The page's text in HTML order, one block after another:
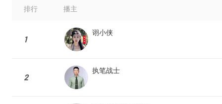
排行 播主
1
诩小侠
2
执笔战士